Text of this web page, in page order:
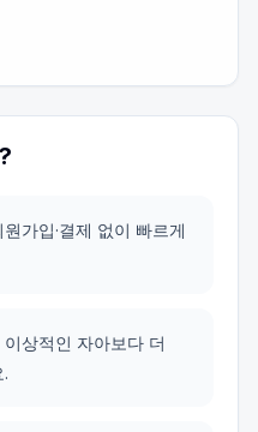
가입·결제 없이 빠르게
상적인 자아보다 더